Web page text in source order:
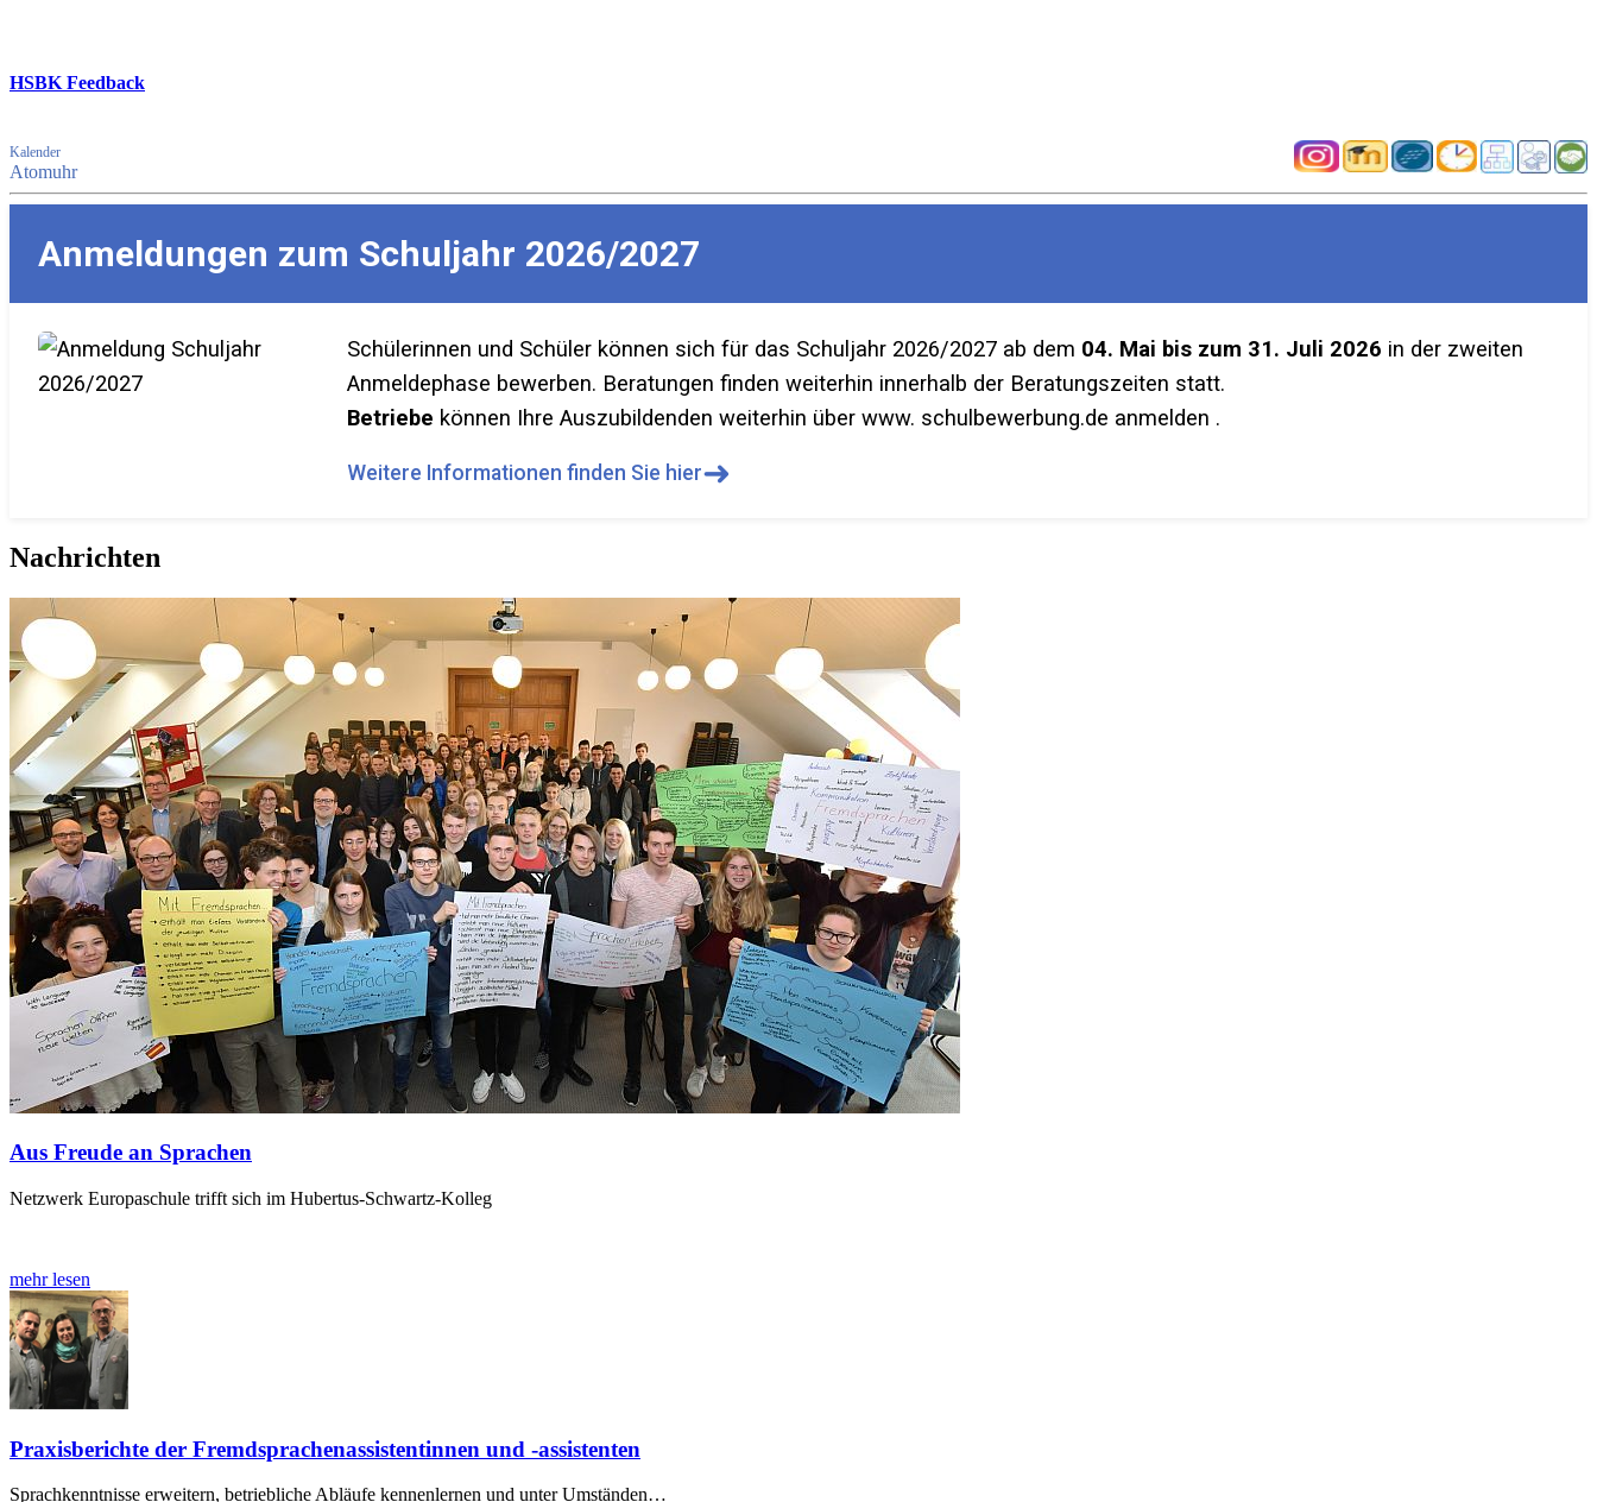
HSBK Feedback
Kalender
Atomuhr
Anmeldungen zum Schuljahr 2026/2027
Schülerinnen und Schüler können sich für das Schuljahr 2026/2027 ab dem 04. Mai bis zum 31. Juli 2026 in der zweiten
Anmeldephase bewerben. Beratungen finden weiterhin innerhalb der Beratungszeiten statt.
Betriebe können Ihre Auszubildenden weiterhin über www. schulbewerbung.de anmelden .
Weitere Informationen finden Sie hier➜
Nachrichten
Aus Freude an Sprachen
Netzwerk Europaschule trifft sich im Hubertus-Schwartz-Kolleg
mehr lesen
Praxisberichte der Fremdsprachenassistentinnen und -assistenten
Sprachkenntnisse erweitern, betriebliche Abläufe kennenlernen und unter Umständen…